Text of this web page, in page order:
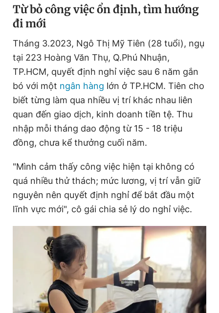
Sản phẩm khác
Tiện ích
Thông tin tòa soạn Liên hệ quảng cáo
Đọc Thanh Niên trên điện thoại
Theo dõi báo trên
0906 645 777
Liên hệ quảng cáo
0908 780 404
Quảng cáo RSS Tòa soạn
Tổng biên tập: Nguyễn Ngọc Toàn
Phó tổng biên tập thường trực: Hải Thành
Phó tổng biên tập: Lâm Hiếu Dũng
Phó tổng biên tập: Trần Việt Hưng
Tổng thư ký tòa soạn: Đức Trung
Từ bỏ công việc ổn định, tìm hướng
đi mới
Tháng 3.2023, Ngô Thị Mỹ Tiên (28 tuổi), ngụ
tại 223 Hoàng Văn Thụ, Q.Phú Nhuận,
TP.HCM, quyết định nghỉ việc sau 6 năm gắn
bó với một ngân hàng lớn ở TP.HCM. Tiên cho
biết từng làm qua nhiều vị trí khác nhau liên
quan đến giao dịch, kinh doanh tiền tệ. Thu
nhập mỗi tháng dao động từ 15 - 18 triệu
đồng, chưa kể thưởng cuối năm.
"Mình cảm thấy công việc hiện tại không có
quá nhiều thử thách; mức lương, vị trí vẫn giữ
nguyên nên quyết định nghỉ để bắt đầu một
lĩnh vực mới", cô gái chia sẻ lý do nghỉ việc.